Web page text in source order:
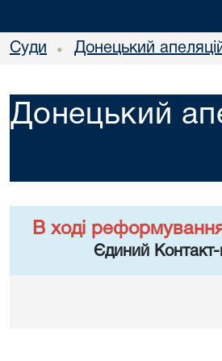
Суди • Донецький
Донецький
В ході
Єдиний Контакт-